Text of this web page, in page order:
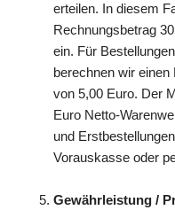
erteilen. In diesem
Rechnungsbetrag
ein. Für
berechnen wir
von 5,00 Euro. Der
Euro Netto-
und
Vorauskasse oder
Gewährleistung /